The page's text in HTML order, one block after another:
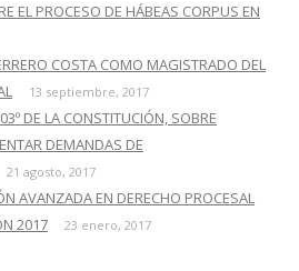
EL PROCESO DE HÁBEAS CORPUS EN
COSTA COMO MAGISTRADO DEL
13 septiembre, 2017
DE LA CONSTITUCIÓN, SOBRE
DEMANDAS DE
21 agosto, 2017
AVANZADA EN DERECHO PROCESAL
2017
23 enero, 2017